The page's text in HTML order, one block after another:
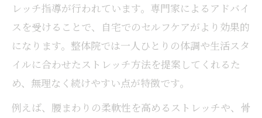
レッチ指導が行われています。専門家によるアドバイ
スを受けることで、自宅でのセルフケアがより効果的
になります。整体院では一人ひとりの体調や生活スタ
イルに合わせたストレッチ方法を提案してくれるた
め、無理なく続けやすい点が特徴です。
例えば、腰まわりの柔軟性を高めるストレッチや、骨